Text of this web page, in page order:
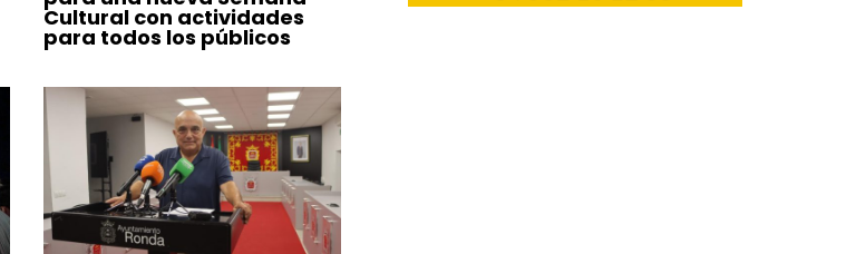
Cultural con actividades
para todos los públicos